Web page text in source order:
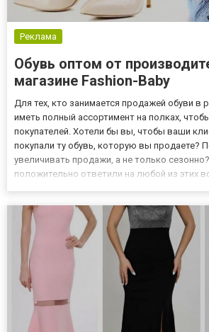
Реклама
Обувь оптом от
магазине Fashion-Baby
Для тех, кто занимается продажей обуви в
иметь полный ассортимент на полках,
покупателей. Хотели бы вы, чтобы ваши
покупали ту обувь, которую вы продаете?
увеличивать продажи, а не только
положительно ответили на любой из этих
обуви Fashion-Baby...